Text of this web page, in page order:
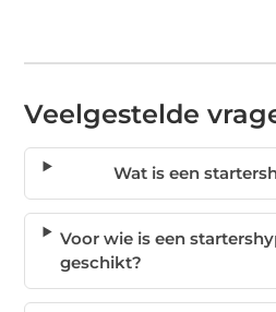
Veelgestelde
Wat is een
Voor wie is een
geschikt?